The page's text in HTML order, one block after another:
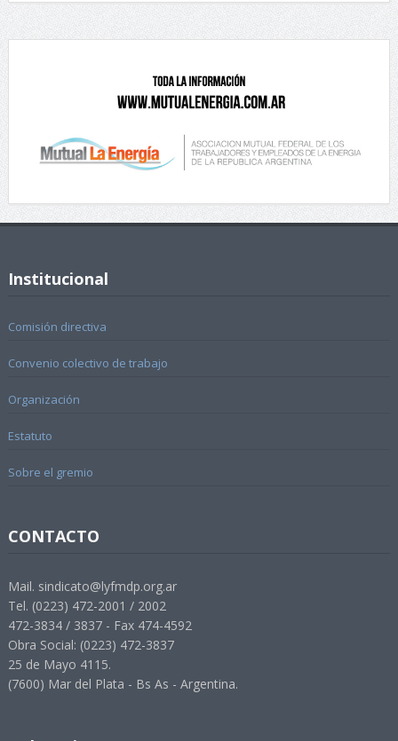
Institucional
Comisión directiva
Convenio colectivo de trabajo
Organización
Estatuto
Sobre el gremio
CONTACTO
Mail. sindicato@lyfmdp.org.ar
Tel. (0223) 472-2001 / 2002
472-3834 / 3837 - Fax 474-4592
Obra Social: (0223) 472-3837
25 de Mayo 4115.
(7600) Mar del Plata - Bs As - Argentina.